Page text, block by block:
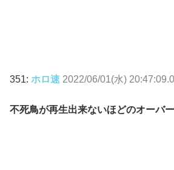
351: ホロ速 2022/06/01(水)
不死鳥が再生出来ないほどのオーバ